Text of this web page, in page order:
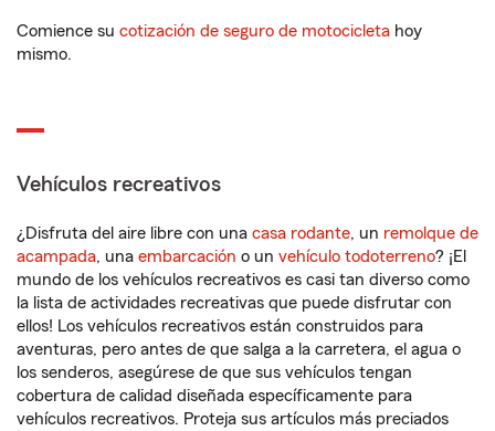
Comience su cotización de seguro de motocicleta hoy
mismo.
Vehículos recreativos
¿Disfruta del aire libre con una casa rodante, un remolque de
acampada, una embarcación o un vehículo todoterreno? ¡El
mundo de los vehículos recreativos es casi tan diverso como
la lista de actividades recreativas que puede disfrutar con
ellos! Los vehículos recreativos están construidos para
aventuras, pero antes de que salga a la carretera, el agua o
los senderos, asegúrese de que sus vehículos tengan
cobertura de calidad diseñada específicamente para
vehículos recreativos. Proteja sus artículos más preciados